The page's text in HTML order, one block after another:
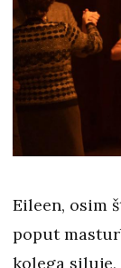
Eileen, osim
poput
kolega